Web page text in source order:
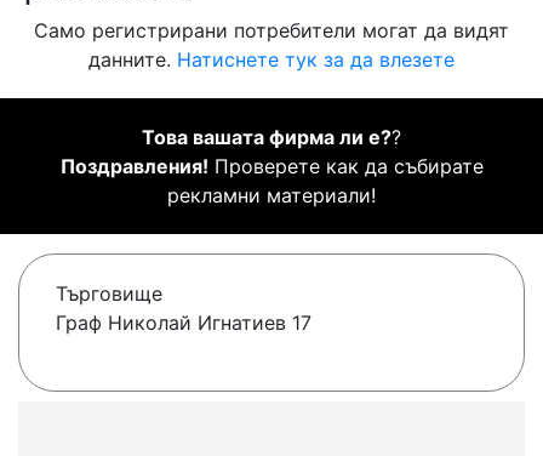
Само регистрирани потребители могат да видят
данните. Натиснете тук за да влезете
Това вашата фирма ли е??
Поздравления! Проверете как да събирате
рекламни материали!
Търговище
Граф Николай Игнатиев 17